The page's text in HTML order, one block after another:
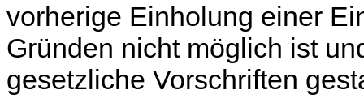
vorherige Einholung einer
Gründen nicht möglich ist
gesetzliche Vorschriften